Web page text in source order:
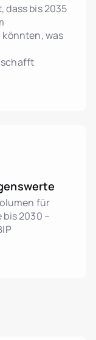
bis 2035
was
für
2030 –